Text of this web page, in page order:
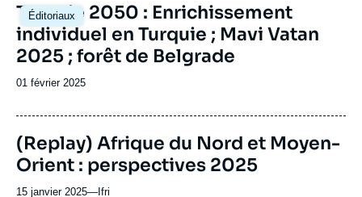
Éditoriaux
Image
principale
Turquie 2050 : Enrichissement
individuel en Turquie ; Mavi Vatan
2025 ; forêt de Belgrade
Date
publication
01 février 2025
(Replay) Afrique du Nord et Moyen-
Orient : perspectives 2025
15 janvier 2025— Nom
Ifri